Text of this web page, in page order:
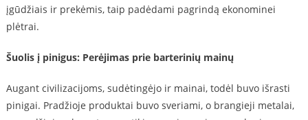
įgūdžiais ir prekėmis, taip padėdami pagrindą ekonominei
plėtrai.
Šuolis į pinigus: Perėjimas prie barterinių mainų
Augant civilizacijoms, sudėtingėjo ir mainai, todėl buvo išrasti
pinigai. Pradžioje produktai buvo sveriami, o brangieji metalai,